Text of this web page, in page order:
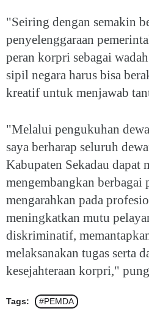
"Seiring dengan semakin
penyelenggaraan
peran korpri sebagai
sipil negara harus bisa
kreatif untuk menjawab
"Melalui pengukuhan
saya berharap seluruh
Kabupaten Sekadau dapat
mengembangkan berbagai
mengarahkan pada
meningkatkan mutu
diskriminatif,
melaksanakan tugas serta
kesejahteraan korpri,"
Tags: #PEMDA